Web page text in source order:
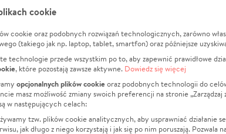
Informacje
Jak to działa?
Regulamin
Polityka Prywatności
Kontakt
cookie
cookie oraz podobnych rozwiązań technologicznych, zarówno
(takiego jak np. laptop, tablet, smartfon) oraz późniejsze
technologie przede wszystkim po to, aby zapewnić prawidłowe
, które pozostają zawsze aktywne. Dowiedz się więcej
opcjonalnych plików cookieoraz podobnych technologii do
masz możliwość zmiany swoich preferencji na stronie
w następujących celach:
tzw. plików cookie analitycznych, aby usprawniać działanie
jak długo z niego korzystają i jak się po nim poruszają.